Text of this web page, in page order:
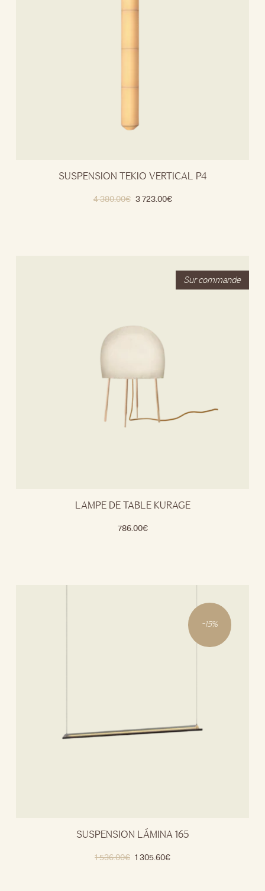
SUSPENSION TEKIO VERTICAL P4
4 380.00€ 3 723.00€
LAMPE DE TABLE KURAGE
786.00€
-15%
SUSPENSION LÁMINA 165
1 536.00€ 1 305.60€